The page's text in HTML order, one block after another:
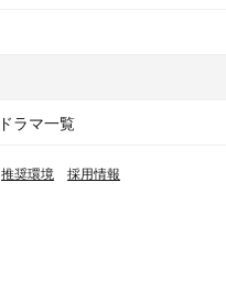
ドラマ一覧
推奨環境 採用情報